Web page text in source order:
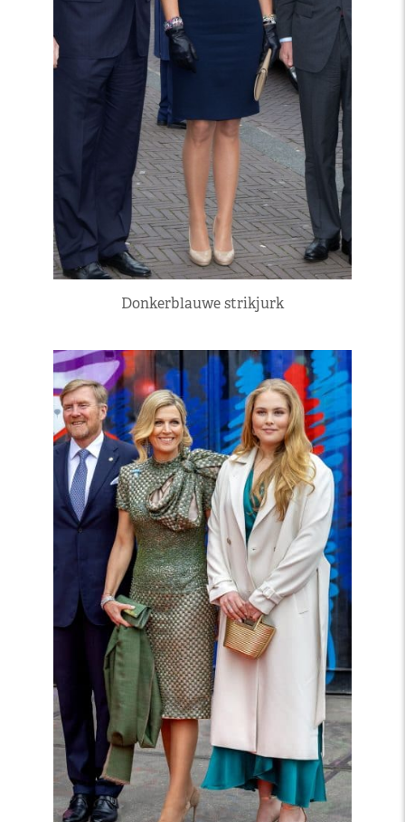
Donkerblauwe strikjurk